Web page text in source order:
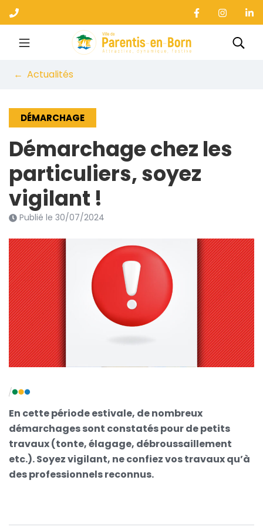
Aller
au
contenu
Ville de Parentis-en-
Actualités
DÉMARCHAGE
Démarchage chez les
particuliers, soyez
vigilant !
Publié le 30/07/2024
En cette période estivale, de nombreux
démarchages sont constatés pour de petits
travaux (tonte, élagage, débroussaillement
etc.). Soyez vigilant, ne confiez vos travaux qu’à
des professionnels reconnus.